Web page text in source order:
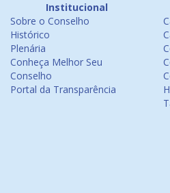
Institucional
Sobre o Conselho
Histórico
Plenária
Conheça Melhor Seu
Conselho
Portal da Transparência